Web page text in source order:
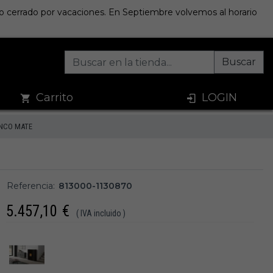
cerrado por vacaciones. En Septiembre volvemos al horario
Buscar
Carrito LOGIN
MATE
Referencia: 813000-1130870
5.457,10 € ( IVA incluido )